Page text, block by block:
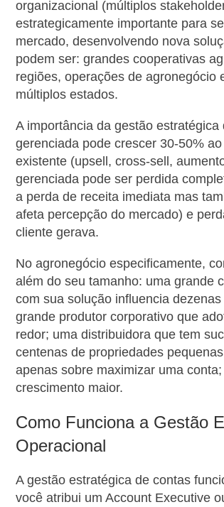
organizacional (múltiplos
estrategicamente importante para
mercado, desenvolvendo nova
podem ser: grandes cooperativas
regiões, operações de agronegócio
múltiplos estados.
A importância da gestão
gerenciada pode crescer 30-50%
existente (upsell, cross-sell,
gerenciada pode ser perdida
a perda de receita imediata mas
afeta percepção do mercado) e
cliente gerava.
No agronegócio especificamente,
além do seu tamanho: uma grande
com sua solução influencia
grande produtor corporativo que
redor; uma distribuidora que tem
centenas de propriedades
apenas sobre maximizar uma
crescimento maior.
Como Funciona a Gestão
Operacional
A gestão estratégica de contas
você atribui um Account Executive